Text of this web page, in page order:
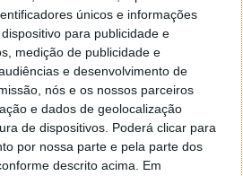
únicos e informações
para publicidade e
medição de publicidade e
e desenvolvimento de
nós e os nossos parceiros
e dados de geolocalização
de dispositivos. Poderá clicar para
por nossa parte e pela parte dos
descrito acima. Em
contrario obrigado a mesma
de Novembro de 2005 às 01:39
link funciona. Seja como for segue por mail
8.